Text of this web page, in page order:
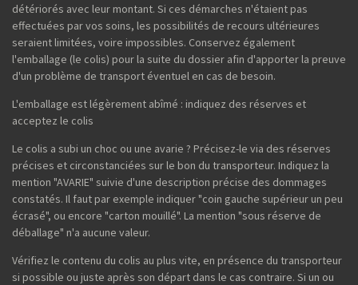
détériorés avec leur montant. Si ces démarches n'étaient pas
effectuées par vos soins, les possibilités de recours ultérieures
seraient limitées, voire impossibles. Conservez également
l'emballage (le colis) pour la suite du dossier afin d'apporter la preuve
d'un problème de transport éventuel en cas de besoin.
L'emballage est légèrement abîmé : indiquez des réserves et
acceptez le colis
Le colis a subi un choc ou une avarie ? Précisez-le via des réserves
précises et circonstanciées sur le bon du transporteur. Indiquez la
mention "AVARIE" suivie d'une description précise des dommages
constatés. Il faut par exemple indiquer "coin gauche supérieur un peu
écrasé", ou encore "carton mouillé". La mention "sous réserve de
déballage" n'a aucune valeur.
Vérifiez le contenu du colis au plus vite, en présence du transporteur
si possible ou juste après son départ dans le cas contraire. Si un ou